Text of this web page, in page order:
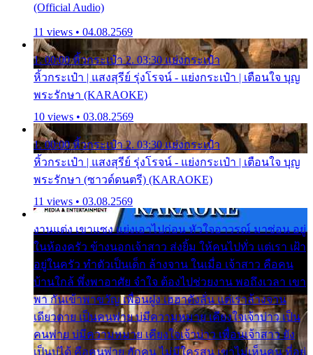
(Official Audio)
11 views • 04.08.2569
1. 00:00 หิ้วกระเป๋า 2. 03:30 แย่งกระเป๋า
หิ้วกระเป๋า | แสงสุรีย์ รุ่งโรจน์ - แย่งกระเป๋า | เตือนใจ บุญ
พระรักษา (KARAOKE)
10 views • 03.08.2569
1. 00:00 หิ้วกระเป๋า 2. 03:30 แย่งกระเป๋า
หิ้วกระเป๋า | แสงสุรีย์ รุ่งโรจน์ - แย่งกระเป๋า | เตือนใจ บุญ
พระรักษา (ซาวด์ดนตรี) (KARAOKE)
11 views • 03.08.2569
งานแต่ง เขาแซง แย่งเอาไปก่อน หัวใจอาวรณ์ มาซ่อน อยู่
ในห้องครัว ข้างนอกเจ้าสาว ส่งยิ้ม ให้คนไปทั่ว แต่เรา เฝ้า
อยู่ในครัว ทำตัวเป็นเด็ก ล้างจาน ในเมื่อ เจ้าสาว คือคน
บ้านใกล้ พึ่งพาอาศัย จำใจ ต้องไปช่วยงาน พอถึงเวลา เขา
พา กันเข้าพาขวัญ เพื่อนฝูง เฮฮาดังลั่น แต่เราล้างจาน
เดียวดาย เป็นคนพ่าย บ่มีความหมาย เคียงใจเจ้าบ่าว เป็น
คนพ่าย บ่มีความหมาย เคียงใจเจ้าบ่าว เพื่อนเจ้าสาว ยัง
เป็นบ่ได้ คือคนพ่าย ฮักคน ไม่มีใครสน เขาไม่เห็นคน ที่อยู่